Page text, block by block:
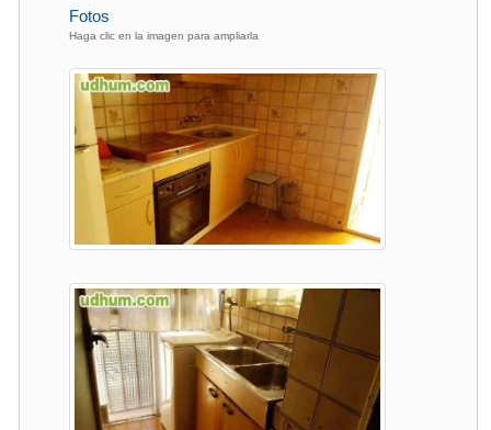
Fotos
Haga clic en la imagen para ampliarla